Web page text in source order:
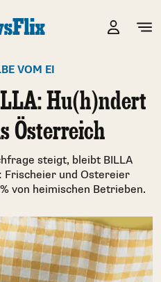
VOM EI
Hu(h)ndert
Österreich
steigt, bleibt BILLA
Frischeier und Ostereier
von heimischen Betrieben.